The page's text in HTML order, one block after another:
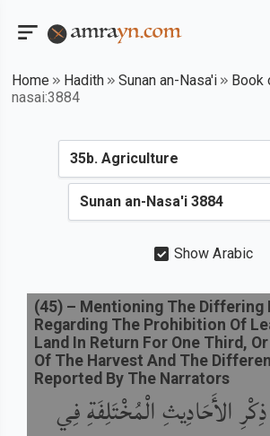
Home Hadith Sunan an-Nasa'i
Book
nasai:3884
Show Arabic
الأَحَادِيثِ الْمُخْتَلِفَةِ فِي
(45) – Mentioning The Differing
Regarding The Prohibition Of
Land In Return For One Third,
Of The Harvest And The
Reported By The Narrators